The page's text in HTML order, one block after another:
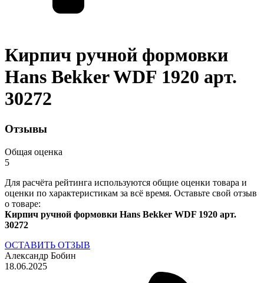
Кирпич ручной формовки
Hans Bekker WDF 1920 арт.
30272
Отзывы
Общая оценка
5
Для расчёта рейтинга используются общие оценки товара и
оценки по характеристикам за всё время. Оставьте свой отзыв
о товаре:
Кирпич ручной формовки Hans Bekker WDF 1920 арт.
30272
ОСТАВИТЬ ОТЗЫВ
Александр Бобин
18.06.2025